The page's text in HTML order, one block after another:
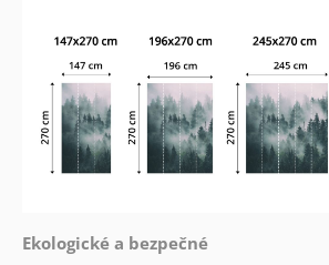
Ekologické a bezpečné